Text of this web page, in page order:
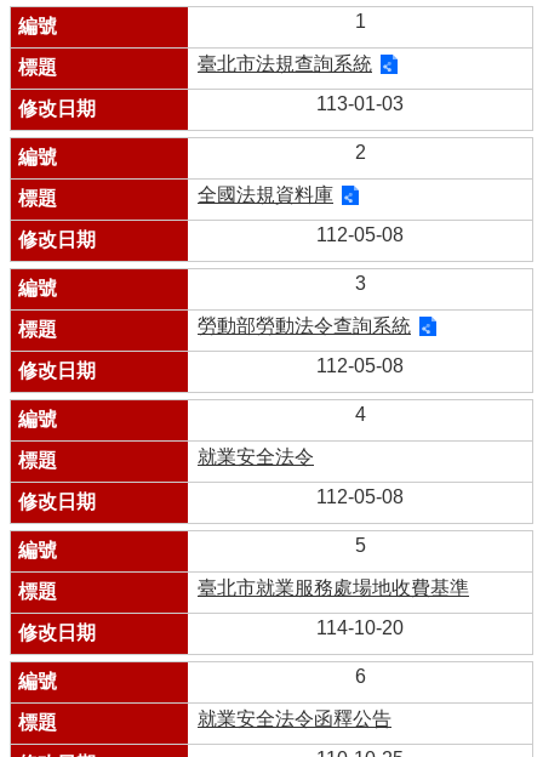
1
臺北市法規查詢系統
113-01-03
2
全國法規資料庫
112-05-08
3
勞動部勞動法令查詢系統
112-05-08
4
就業安全法令
112-05-08
5
臺北市就業服務處場地收費基準
114-10-20
6
就業安全法令函釋公告